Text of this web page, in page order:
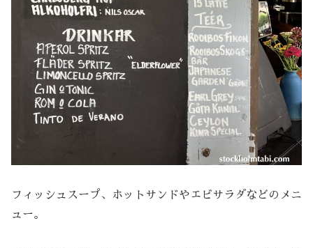
フィッシュスープ、ホットサンドやエビサラダなどのメニ
ュー。